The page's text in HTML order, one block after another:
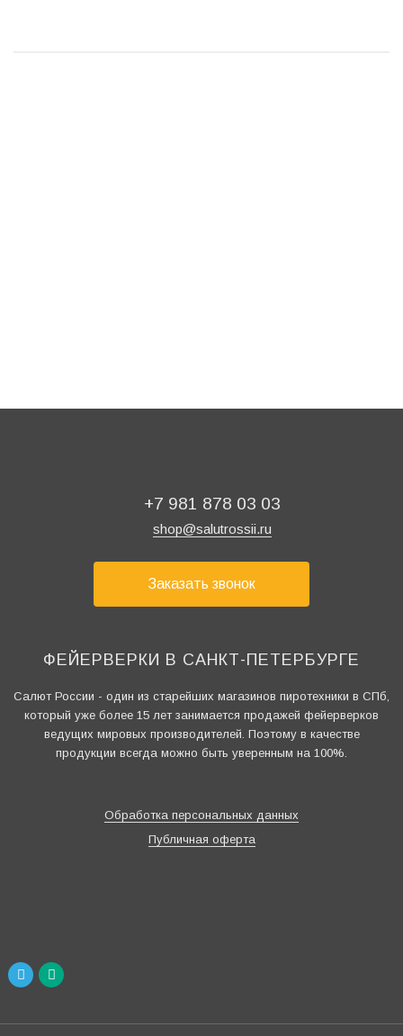
+7 981 878 03 03
shop@salutrossii.ru
Заказать звонок
ФЕЙЕРВЕРКИ В САНКТ-ПЕТЕРБУРГЕ
Салют России - один из старейших магазинов пиротехники в СПб,
который уже более 15 лет занимается продажей фейерверков
ведущих мировых производителей. Поэтому в качестве
продукции всегда можно быть уверенным на 100%.
Обработка персональных данных
Публичная оферта